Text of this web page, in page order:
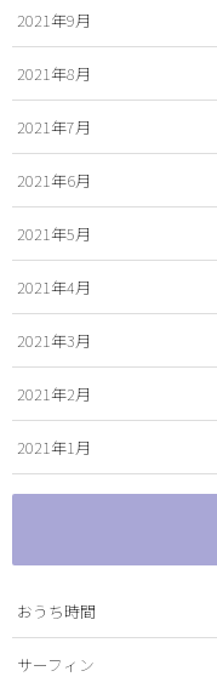
2021年9月
2021年8月
2021年7月
2021年6月
2021年5月
2021年4月
2021年3月
2021年2月
2021年1月
おうち時間
サーフィン